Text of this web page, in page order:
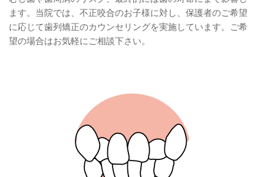
ます。当院では、不正咬合のお子様に対し、保護者のご希望
に応じて歯列矯正のカウンセリングを実施しています。ご希
望の場合はお気軽にご相談下さい。